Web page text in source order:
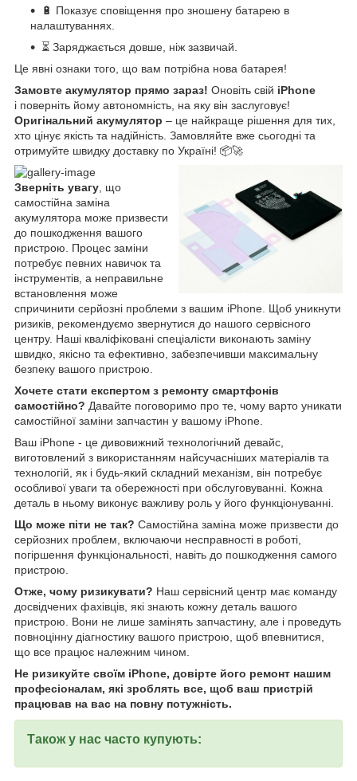
🔋 Показує сповіщення про зношену батарею в
налаштуваннях.
⏳ Заряджається довше, ніж зазвичай.
Це явні ознаки того, що вам потрібна нова батарея!
Замовте акумулятор прямо зараз! Оновіть свій iPhone
і поверніть йому автономність, на яку він заслуговує!
Оригінальний акумулятор – це найкраще рішення для тих,
хто цінує якість та надійність. Замовляйте вже сьогодні та
отримуйте швидку доставку по Україні! 📦🚀
Зверніть увагу , що
самостійна заміна
акумулятора може призвести
до пошкодження вашого
пристрою. Процес заміни
потребує певних навичок та
інструментів, а неправильне
встановлення може
спричинити серйозні проблеми з вашим iPhone. Щоб уникнути
ризиків, рекомендуємо звернутися до нашого сервісного
центру. Наші кваліфіковані спеціалісти виконають заміну
швидко, якісно та ефективно, забезпечивши максимальну
безпеку вашого пристрою.
Хочете стати експертом з ремонту смартфонів
самостійно? Давайте поговоримо про те, чому варто уникати
самостійної заміни запчастин у вашому iPhone.
Ваш iPhone - це дивовижний технологічний девайс,
виготовлений з використанням найсучасніших матеріалів та
технологій, як і будь-який складний механізм, він потребує
особливої уваги та обережності при обслуговуванні. Кожна
деталь в ньому виконує важливу роль у його функціонуванні.
Що може піти не так? Самостійна заміна може призвести до
серйозних проблем, включаючи несправності в роботі,
погіршення функціональності, навіть до пошкодження самого
пристрою.
Отже, чому ризикувати? Наш сервісний центр має команду
досвідчених фахівців, які знають кожну деталь вашого
пристрою. Вони не лише замінять запчастину, але і проведуть
повноцінну діагностику вашого пристрою, щоб впевнитися,
що все працює належним чином.
Не ризикуйте своїм iPhone, довірте його ремонт нашим
професіоналам, які зроблять все, щоб ваш пристрій
працював на вас на повну потужність.
Також у нас часто купують: